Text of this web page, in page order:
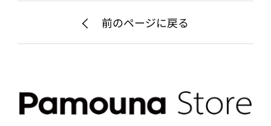
前のページに戻る